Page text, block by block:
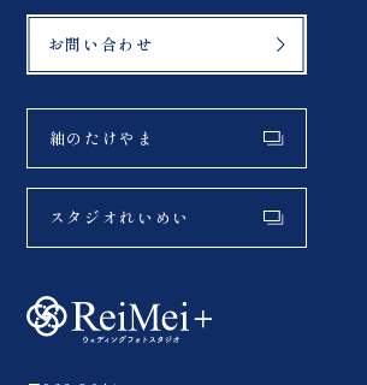
お問い合わせ
紬のたけやま
スタジオれいめい